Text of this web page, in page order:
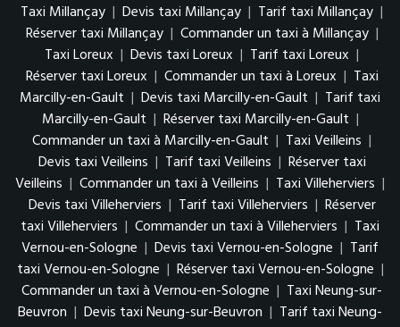
Taxi Millançay | Devis taxi Millançay | Tarif taxi Millançay |
Réserver taxi Millançay | Commander un taxi à Millançay |
Taxi Loreux | Devis taxi Loreux | Tarif taxi Loreux |
Réserver taxi Loreux | Commander un taxi à Loreux | Taxi
Marcilly-en-Gault | Devis taxi Marcilly-en-Gault | Tarif taxi
Marcilly-en-Gault | Réserver taxi Marcilly-en-Gault |
Commander un taxi à Marcilly-en-Gault | Taxi Veilleins |
Devis taxi Veilleins | Tarif taxi Veilleins | Réserver taxi
Veilleins | Commander un taxi à Veilleins | Taxi Villeherviers |
Devis taxi Villeherviers | Tarif taxi Villeherviers | Réserver
taxi Villeherviers | Commander un taxi à Villeherviers | Taxi
Vernou-en-Sologne | Devis taxi Vernou-en-Sologne | Tarif
taxi Vernou-en-Sologne | Réserver taxi Vernou-en-Sologne |
Commander un taxi à Vernou-en-Sologne | Taxi Neung-sur-
Beuvron | Devis taxi Neung-sur-Beuvron | Tarif taxi Neung-